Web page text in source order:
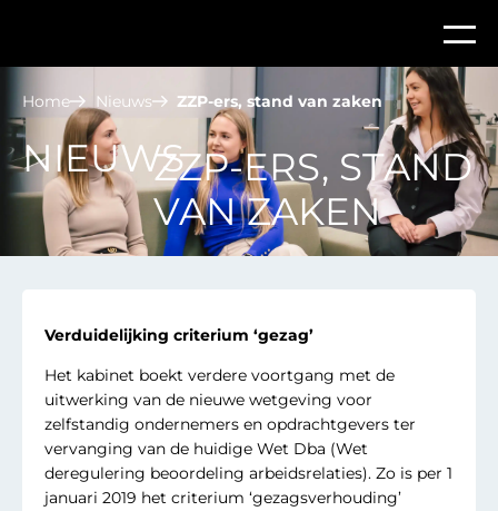
NIEUWSZZP-ERS, STAND
VAN ZAKEN
Home Nieuws ZZP-ers, stand van zaken
Verduidelijking criterium ‘gezag’
Het kabinet boekt verdere voortgang met de
uitwerking van de nieuwe wetgeving voor
zelfstandig ondernemers en opdrachtgevers ter
vervanging van de huidige Wet Dba (Wet
deregulering beoordeling arbeidsrelaties). Zo is per 1
januari 2019 het criterium ‘gezagsverhouding’